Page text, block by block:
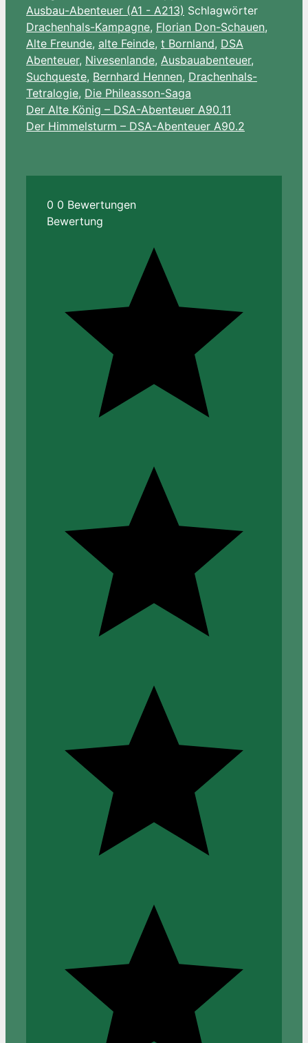
List
Ausbau-Abenteuer (A1 - A213) Schlagwörter
Drachenhals-Kampagne, Florian Don-Schauen,
Alte Freunde, alte Feinde, t Bornland, DSA
Abenteuer, Nivesenlande, Ausbauabenteuer,
Suchqueste, Bernhard Hennen, Drachenhals-
Tetralogie, Die Phileasson-Saga
Der Alte König – DSA-Abenteuer A90.11
Der Himmelsturm – DSA-Abenteuer A90.2
0 0 Bewertungen
Bewertung